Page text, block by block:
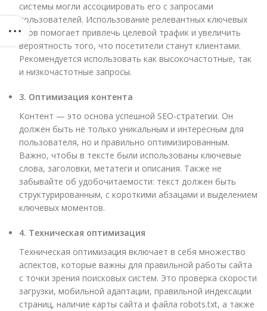
системы могли ассоциировать его с запросами
пользователей. Использование релевантных ключевых
слов помогает привлечь целевой трафик и увеличить
вероятность того, что посетители станут клиентами.
Рекомендуется использовать как высокочастотные, так
и низкочастотные запросы.
3. Оптимизация контента
Контент — это основа успешной SEO-стратегии. Он
должен быть не только уникальным и интересным для
пользователя, но и правильно оптимизированным.
Важно, чтобы в тексте были использованы ключевые
слова, заголовки, метатеги и описания. Также не
забывайте об удобочитаемости: текст должен быть
структурированным, с короткими абзацами и выделением
ключевых моментов.
4. Техническая оптимизация
Техническая оптимизация включает в себя множество
аспектов, которые важны для правильной работы сайта
с точки зрения поисковых систем. Это проверка скорости
загрузки, мобильной адаптации, правильной индексации
страниц, наличие карты сайта и файла robots.txt, а также